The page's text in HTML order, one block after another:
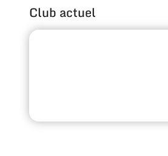
Club actuel